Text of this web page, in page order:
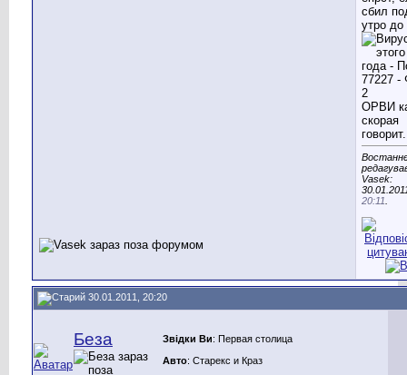
сбил
утро до
ОРВИ
скорая
Востаннє
Vasek:
20:11
30.01.2011, 20:20
Беза Звідки Ви: Первая столица
Авто: Старекс и Краз